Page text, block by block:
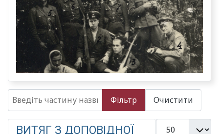
Введіть частину назви
Фільтр Очистити
Показувати
ВИТЯГ З ДОПОВІДНОЇ